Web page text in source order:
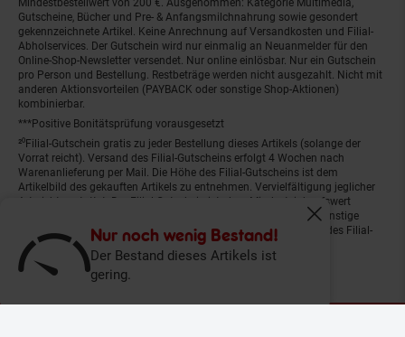
Nur noch wenig Bestand!
Der Bestand dieses Artikels ist
gering.
Fenster
Mindestbestellwert von 200 €. Ausgenommen: Kategorie Multimedia,
Gutscheine, Bücher und Pre- & Anfangsmilchnahrung sowie gesondert
gekennzeichnete Artikel. Keine Anrechnung auf Versandkosten und Filial-
Abholservices. Der Gutschein wird nur einmalig an Neuanmelder für den
Online-Shop-Newsletter versendet. Nur online einlösbar. Nur ein Gutschein
pro Person und Bestellung. Restbeträge werden nicht ausgezahlt. Nicht mit
anderen Aktionsvorteilen (PAYBACK oder sonstige Shop-Aktionen)
kombinierbar.
***Positive Bonitätsprüfung vorausgesetzt
²⁰Filial-Gutschein gratis zu jeder Bestellung dieses Artikels (solange der
Vorrat reicht). Versand des Filial-Gutscheins erfolgt 4 Wochen nach
Warenanlieferung per Mail. Die Höhe des Filial-Gutscheins ist dem
Artikelbild des gekauften Artikels zu entnehmen. Vervielfältigung jeglicher
Art nicht gestattet. Der Filial-Gutschein ist ohne Mindesteinkaufswert
einlösbar. Nicht mit anderen Aktionsvorteilen (PAYBACK oder sonstige
Shop-Aktionen) kombinierbar. Der jeweilige Gültigkeitszeitraum des Filial-
Gutscheins ist darauf vermerkt.